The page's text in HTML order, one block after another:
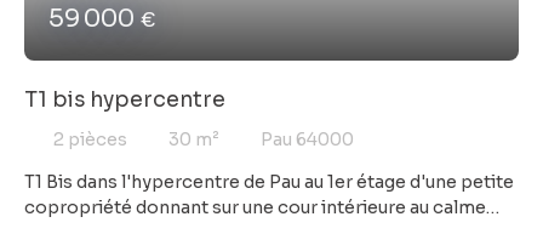
59 000 €
T1 bis hypercentre
2 pièces 30 m²
Pau 64000
T1 Bis dans l'hypercentre de Pau au 1er étage d'une petite
copropriété donnant sur une cour intérieure au calme